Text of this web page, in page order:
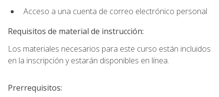
Acceso a una cuenta de correo electrónico personal
Requisitos de material de instrucción:
Los materiales necesarios para este curso están incluidos
en la inscripción y estarán disponibles en línea.
Prerrequisitos: